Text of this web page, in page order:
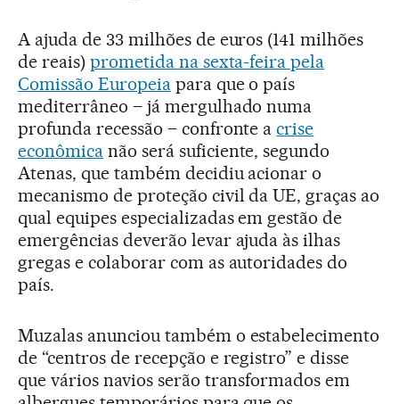
A ajuda de 33 milhões de euros (141 milhões
de reais) prometida na sexta-feira pela
Comissão Europeiapara que o país
mediterrâneo – já mergulhado numa
profunda recessão – confronte acrise
econômicanão será suficiente, segundo
Atenas, que também decidiu acionar o
mecanismo de proteção civil da UE, graças ao
qual equipes especializadas em gestão de
emergências deverão levar ajuda às ilhas
gregas e colaborar com as autoridades do
país.
Muzalas anunciou também o estabelecimento
de “centros de recepção e registro” e disse
que vários navios serão transformados em